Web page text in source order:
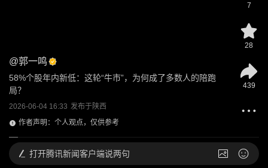
@郭一鸣
58%个股年内新低：这轮“牛市”，为何成了多数人的陪跑
局？
2026-06-04 16:33 发布于陕西
作者声明：个人观点，仅供参考
7
28
439
打开腾讯新闻客户端说两句